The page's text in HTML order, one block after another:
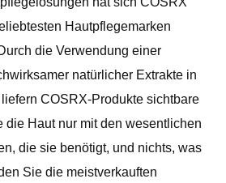
Hautpflegemarken
die Verwendung einer
natürlicher Extrakte in
COSRX-Produkte sichtbare
die Haut nur mit den wesentlichen
die sie benötigt, und nichts, was
Sie die meistverkauften